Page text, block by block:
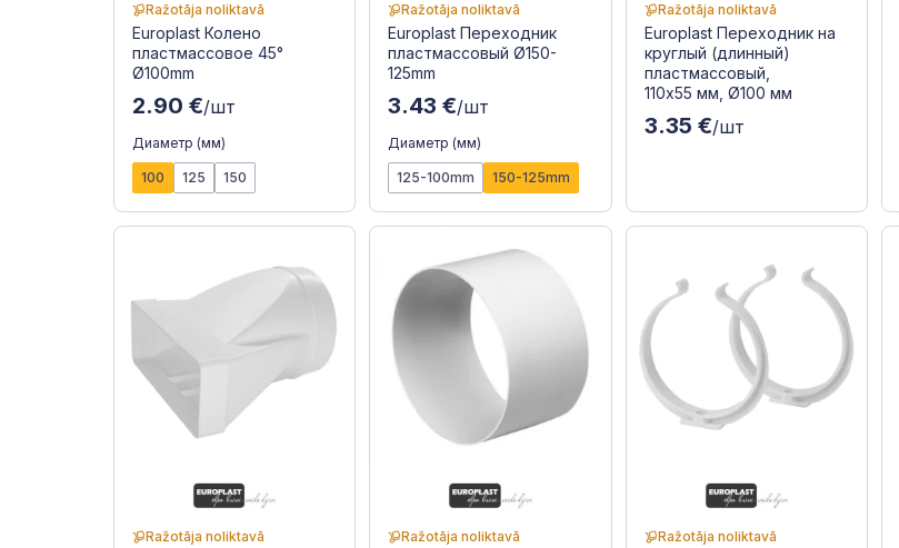
Ražotāja noliktavā
Europlast Колено
пластмассовое 45°
Ø100mm
2.90 €/шт
Диаметр (мм)
100 125 150
Ražotāja noliktavā
Europlast Переходник
пластмассовый Ø150-
125mm
3.43 €/шт
Диаметр (мм)
125-100mm 150-125mm
Ražotāja noliktavā
Europlast Переходник на
круглый (длинный)
пластмассовый,
110x55 мм, Ø100 мм
3.35 €/шт
Ražotāja noliktavā Ražotāja noliktavā Ražotāja noliktavā